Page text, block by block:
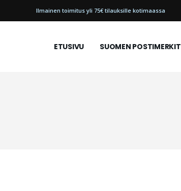
Ilmainen toimitus yli 75€ tilauksille kotimaassa
ETUSIVU SUOMEN POSTIMERKIT